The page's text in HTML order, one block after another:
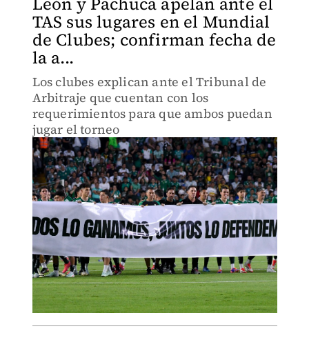
TAS sus lugares en el Mundial
de Clubes; confirman fecha de
la a...
Los clubes explican ante el Tribunal de
Arbitraje que cuentan con los
requerimientos para que ambos puedan
jugar el torneo